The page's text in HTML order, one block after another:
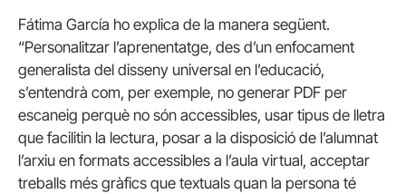
Fátima García ho explica de la manera següent.
“Personalitzar l’aprenentatge, des d’un enfocament
generalista del disseny universal en l’educació,
s’entendrà com, per exemple, no generar PDF per
escaneig perquè no són accessibles, usar tipus de lletra
que facilitin la lectura, posar a la disposició de l’alumnat
l’arxiu en formats accessibles a l’aula virtual, acceptar
treballs més gràfics que textuals quan la persona té